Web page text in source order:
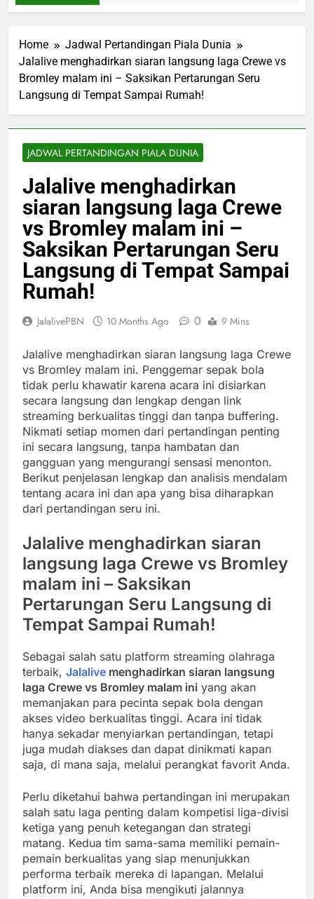
Home
Jadwal Pertandingan Piala Dunia
Jalalive menghadirkan siaran langsung laga Crewe vs
Bromley malam ini – Saksikan Pertarungan Seru
Langsung di Tempat Sampai Rumah!
JADWAL PERTANDINGAN PIALA DUNIA
Jalalive menghadirkan
siaran langsung laga Crewe
vs Bromley malam ini –
Saksikan Pertarungan Seru
Langsung di Tempat Sampai
Rumah!
JalalivePBN 10 Months Ago 0 9 Mins
Jalalive menghadirkan siaran langsung laga Crewe
vs Bromley malam ini. Penggemar sepak bola
tidak perlu khawatir karena acara ini disiarkan
secara langsung dan lengkap dengan link
streaming berkualitas tinggi dan tanpa buffering.
Nikmati setiap momen dari pertandingan penting
ini secara langsung, tanpa hambatan dan
gangguan yang mengurangi sensasi menonton.
Berikut penjelasan lengkap dan analisis mendalam
tentang acara ini dan apa yang bisa diharapkan
dari pertandingan seru ini.
Jalalive menghadirkan siaran
langsung laga Crewe vs Bromley
malam ini – Saksikan
Pertarungan Seru Langsung di
Tempat Sampai Rumah!
Sebagai salah satu platform streaming olahraga
terbaik, Jalalive menghadirkan siaran langsung
laga Crewe vs Bromley malam ini yang akan
memanjakan para pecinta sepak bola dengan
akses video berkualitas tinggi. Acara ini tidak
hanya sekadar menyiarkan pertandingan, tetapi
juga mudah diakses dan dapat dinikmati kapan
saja, di mana saja, melalui perangkat favorit Anda.
Perlu diketahui bahwa pertandingan ini merupakan
salah satu laga penting dalam kompetisi liga-divisi
ketiga yang penuh ketegangan dan strategi
matang. Kedua tim sama-sama memiliki pemain-
pemain berkualitas yang siap menunjukkan
performa terbaik mereka di lapangan. Melalui
platform ini, Anda bisa mengikuti jalannya